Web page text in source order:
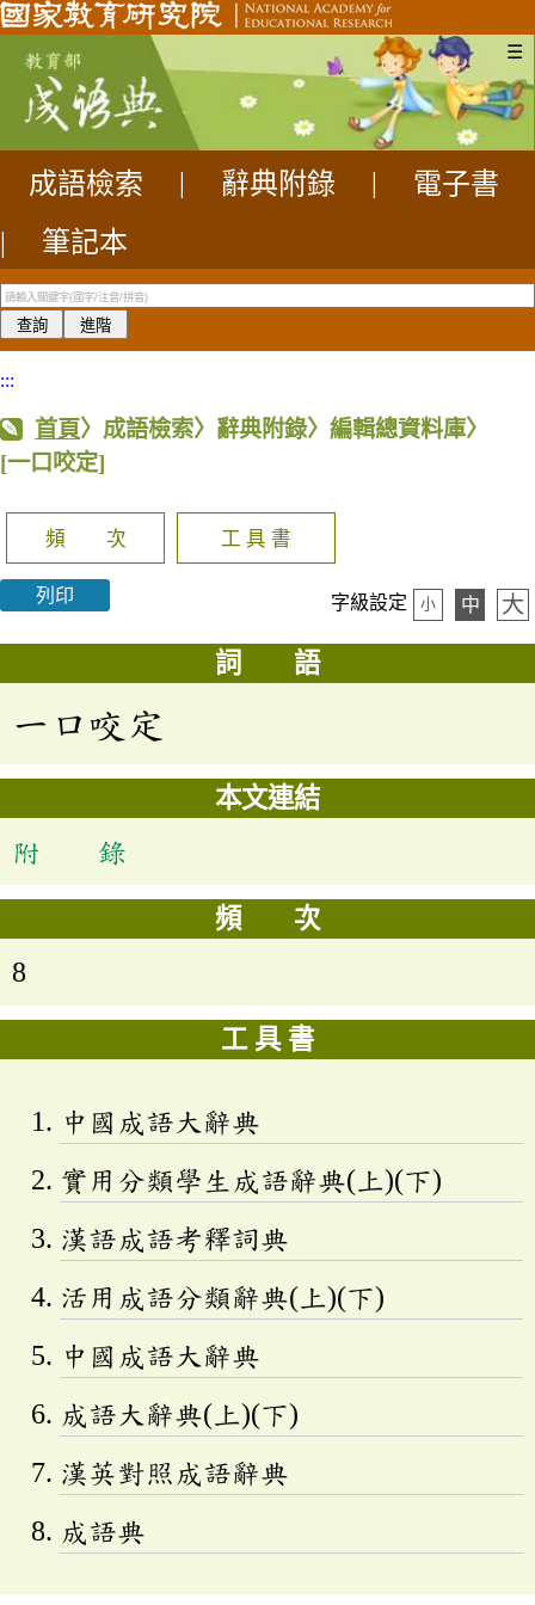
☰
成語檢索 辭典附錄
電子書
|
筆記本
:::
首頁〉成語檢索〉辭典附錄〉編輯總資料庫〉
[一口咬定]
頻 次 工 具 書
列印 字級設定 小 中 大
詞 語
一口咬定
本文連結
附 錄
頻 次
8
工 具 書
中國成語大辭典
實用分類學生成語辭典(上)(下)
漢語成語考釋詞典
活用成語分類辭典(上)(下)
中國成語大辭典
成語大辭典(上)(下)
漢英對照成語辭典
成語典